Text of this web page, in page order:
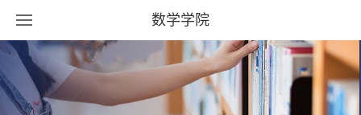
数学学院